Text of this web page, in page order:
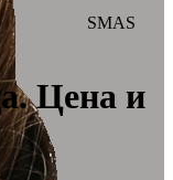
SMAS
Цена и